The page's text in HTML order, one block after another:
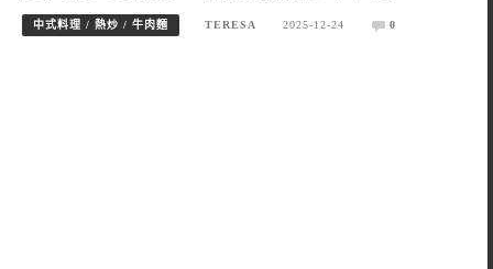
中式料理 / 熱炒 / 牛肉麵 TERESA 2025-12-24 0